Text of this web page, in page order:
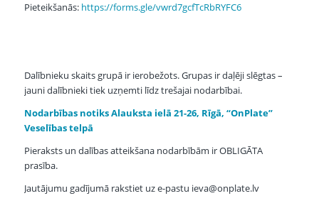
Pieteikšanās: https://forms.gle/vwrd7gcfTcRbRYFC6
Dalībnieku skaits grupā ir ierobežots. Grupas ir daļēji slēgtas –
jauni dalībnieki tiek uzņemti līdz trešajai nodarbībai.
Nodarbības notiks Alauksta ielā 21-26, Rīgā, “OnPlate”
Veselības telpā
Pieraksts un dalības atteikšana nodarbībām ir OBLIGĀTA
prasība.
Jautājumu gadījumā rakstiet uz e-pastu ieva@onplate.lv